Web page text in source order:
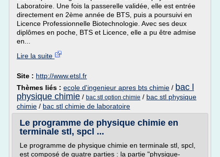
Laboratoire. Une fois la passerelle validée, elle est entrée
directement en 2ème année de BTS, puis a poursuivi en
Licence Professionnelle Biotechnologie. Avec ses deux
diplômes en poche, BTS et Licence, elle a pu être admise
en...
Lire la suite
Site : http://www.etsl.fr
Thèmes liés : ecole d'ingenieur apres bts chimie / bac l
physique chimie / bac stl option chimie / bac stl physique
chimie / bac stl chimie de laboratoire
Le programme de physique chimie en
terminale stl, spcl ...
Le programme de physique chimie en terminale stl, spcl,
est composé de quatre parties : la partie "physique-